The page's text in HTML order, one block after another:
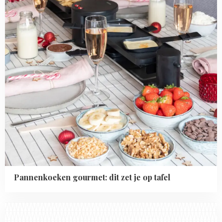
Pannenkoeken gourmet: dit zet je op tafel
op
tafel